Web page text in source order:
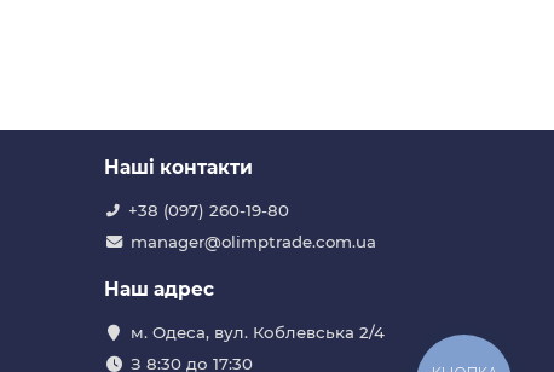
Наші контакти
+38 (097) 260-19-80
manager@olimptrade.com.ua
Наш адрес
м. Одеса, вул. Коблевська 2/4
З 8:30 до 17:30